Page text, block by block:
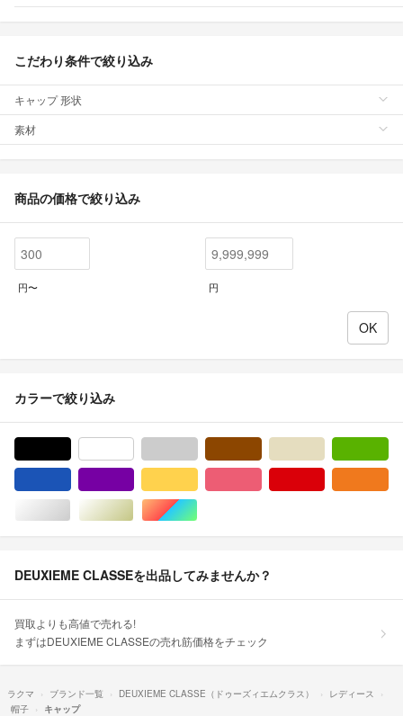
こだわり条件で絞り込み
キャップ 形状
素材
商品の価格で絞り込み
円〜 円
カラーで絞り込み
シルバー/銀色系ゴールド/金色系マルチカラー
DEUXIEME CLASSEを出品してみませんか？
買取よりも高値で売れる!
まずはDEUXIEME CLASSEの売れ筋価格をチェック
ラクマ ブランド一覧 DEUXIEME CLASSE（ドゥーズィエムクラス）
レディース
帽子
キャップ